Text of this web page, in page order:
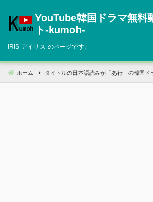
へ
動
YouTube韓国ドラマ無料
ト‐kumoh‐
IRIS-アイリス-のページです。
ホーム タイトルの日本語読みが「あ行」の韓国ド